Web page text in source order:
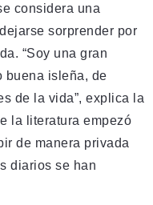
considera una
sorprender por
“Soy una gran
buena isleña, de
de la vida”, explica la
la literatura empezó
de manera privada
diarios se han